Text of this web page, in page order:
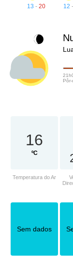
13 -20 12 -
16
ºC
Temperatura do Ar
Sem dados